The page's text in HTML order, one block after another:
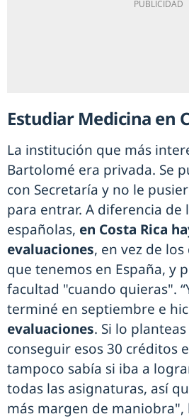
Estudiar Medicina en
La institución que más
Bartolomé era privada. Se
con Secretaría y no le
para entrar. A diferencia de
españolas, en Costa Rica
evaluaciones, en vez de
que tenemos en España, y
facultad "cuando quieras".
terminé en septiembre e
evaluaciones. Si lo
conseguir esos 30 créditos
tampoco sabía si iba a
todas las asignaturas, así
más margen de maniobra",